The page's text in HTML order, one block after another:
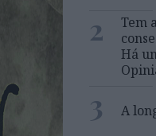
2
Tem
Há
3 A